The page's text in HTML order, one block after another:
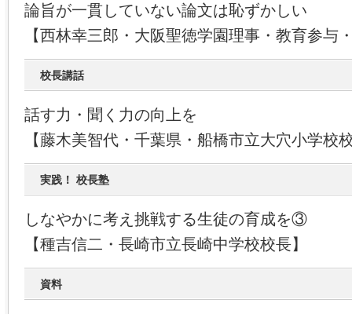
論旨が一貫していない論文は恥ずかしい
【西林幸三郎・大阪聖徳学園理事・教育参与
校長講話
話す力・聞く力の向上を
【藤木美智代・千葉県・船橋市立大穴小学校
実践！ 校長塾
しなやかに考え挑戦する生徒の育成を③
【種吉信二・長崎市立長崎中学校校長】
資料